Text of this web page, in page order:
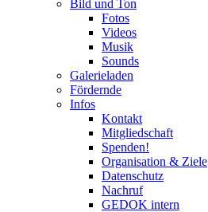
Bild und Ton
Fotos
Videos
Musik
Sounds
Galerieladen
Fördernde
Infos
Kontakt
Mitgliedschaft
Spenden!
Organisation & Ziele
Datenschutz
Nachruf
GEDOK intern